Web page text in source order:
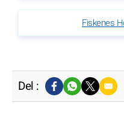
Fiskenes
Del :